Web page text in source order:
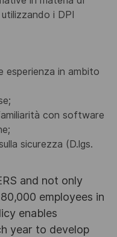
i DPI
esperienza in ambito
con software
sicurezza (D.lgs.
and not only
employees in
enables
year to develop